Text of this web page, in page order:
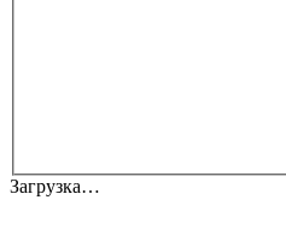
Загрузка…